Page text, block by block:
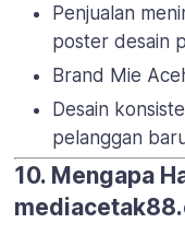
Penjualan
poster desain
Brand Mie
Desain
pelanggan
10. Mengapa